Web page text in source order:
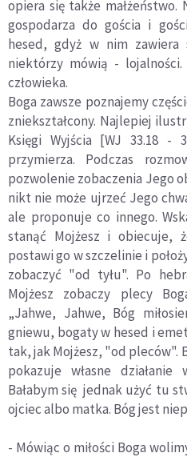
opiera się także
gospodarza do gościa i
hesed, gdyż w nim zawiera
niektórzy mówią -
człowieka.
Boga zawsze poznajemy
zniekształcony. Najlepiej
Księgi Wyjścia [WJ 33.18 -
przymierza. Podczas
pozwolenie zobaczenia Jego
nikt nie może ujrzeć Jego
ale proponuje co innego.
stanąć Mojżesz i obiecuje,
postawi go w szczelinie i
zobaczyć "od tyłu". Po
Mojżesz zobaczy plecy
„Jahwe, Jahwe, Bóg
gniewu, bogaty w hesed i
tak, jak Mojżesz, "od pleców".
pokazuje własne
Bałabym się jednak użyć tu
ojciec albo matka. Bóg jest
- Mówiąc o miłości Boga